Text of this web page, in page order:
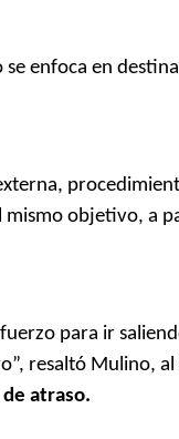
enfoca en
mismo objetivo, a
para ir
resaltó Mulino,
atraso.